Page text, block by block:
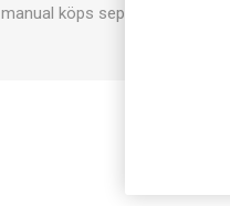
manual köps separat.